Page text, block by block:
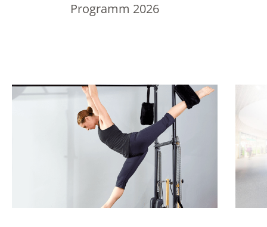
Programm 2026